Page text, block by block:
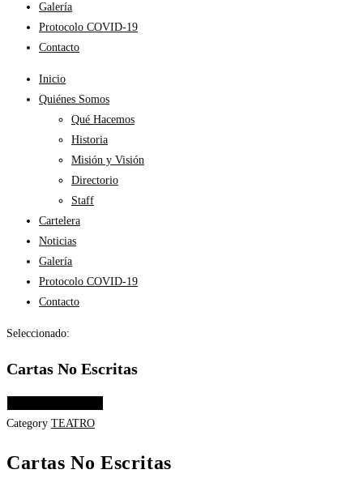
Galería
Protocolo COVID-19
Contacto
Inicio
Quiénes Somos
Qué Hacemos
Historia
Misión y Visión
Directorio
Staff
Cartelera
Noticias
Galería
Protocolo COVID-19
Contacto
Seleccionado:
Cartas No Escritas
Category TEATRO
Cartas No Escritas